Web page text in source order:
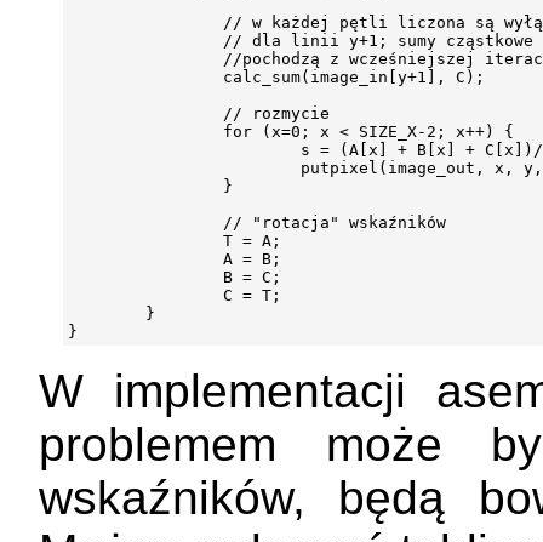
// w każdej pętli liczona są
// dla linii y+1; sumy cząstkowe
//pochodzą z wcześniejszej
                calc_sum(image_in[y+1], C);
                // rozmycie
                for (x=0; x < SIZE_X-2; x++) {
s = (A[x] + B[x] +
putpixel(image_out, x,
                }
                // "rotacja" wskaźników
                T = A;
                A = B;
                B = C;
                C = T;
        }
W implementacji
problemem może
wskaźników, będą